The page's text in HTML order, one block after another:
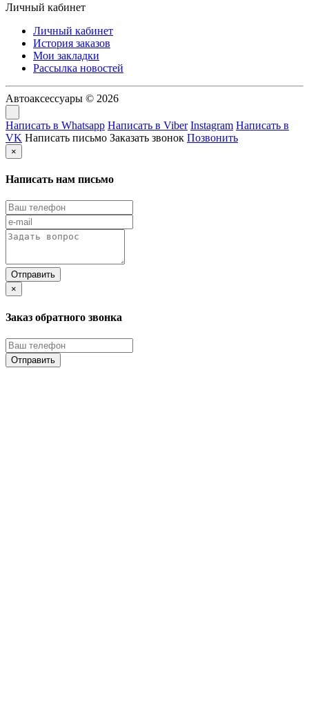
Личный кабинет
Личный кабинет
История заказов
Мои закладки
Рассылка новостей
Автоаксессуары © 2026
Написать в Whatsapp Написать в Viber Instagram Написать в
VK Написать письмо Заказать звонок Позвонить
×
Написать нам письмо
×
Заказ обратного звонка